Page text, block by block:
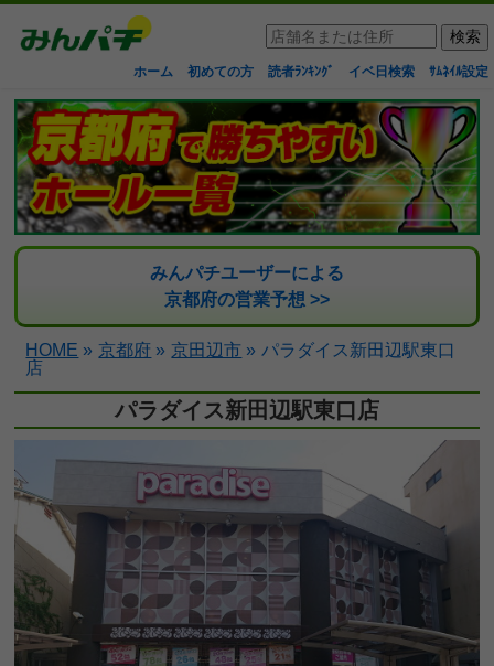
ホーム 初めての方 読者ﾗﾝｷﾝｸﾞ イベ日検索 ｻﾑﾈｲﾙ設定
みんパチユーザーによる
京都府の営業予想 >>
HOME » 京都府 » 京田辺市 » パラダイス新田辺駅東口
店
パラダイス新田辺駅東口店